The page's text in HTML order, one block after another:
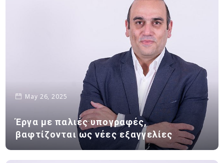
May 26, 2025
Έργα με παλιές υπογραφές,
βαφτίζονται ως νέες εξαγγελίες